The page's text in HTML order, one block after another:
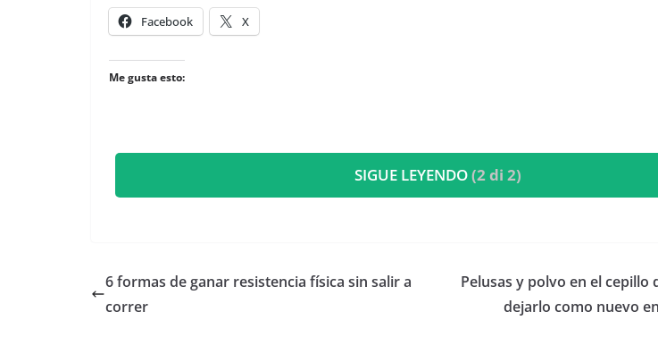
Facebook X
Me gusta esto:
SIGUE LEYENDO(2 di 2)
6 formas de ganar resistencia física sin salir a
correr
Pelusas y polvo en el cepillo
dejarlo como nuevo